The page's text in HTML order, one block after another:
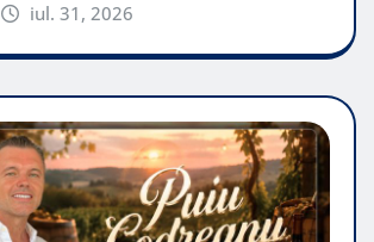
iul. 31, 2026